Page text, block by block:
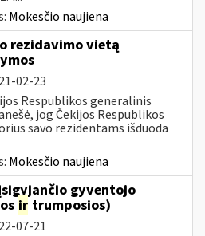
Mokesčio naujiena
rezidavimo vietą
02-23
Respublikos generalinis
jog Čekijos Respublikos
savo rezidentams išduoda
Mokesčio naujiena
gyventojo
ir trumposios)
07-21